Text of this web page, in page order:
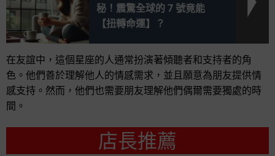
秘！震驚全球的 7 號竟能
【扭轉命運】？
在友誼中，這個星座的人通常扮演著傾聽者和支持者的角
色。他們善於理解他人的情感需求，並且願意為朋友提供情
感支持。然而，他們也需要朋友理解他們偶爾需要獨處的時
間。
店長推薦